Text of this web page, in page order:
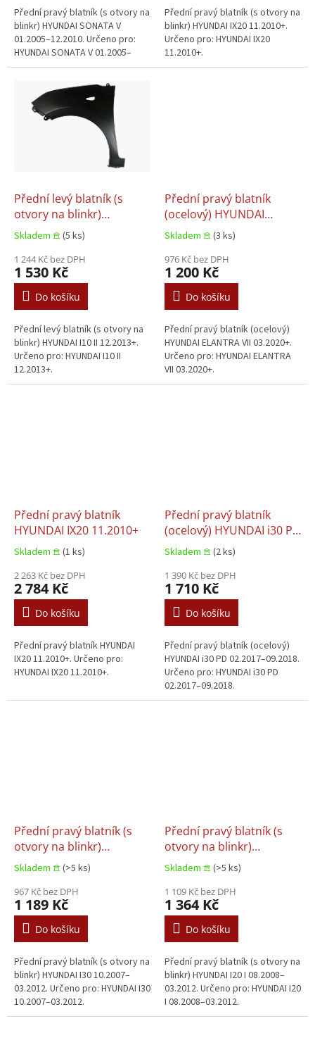
Přední pravý blatník (s otvory na
blinkr) HYUNDAI SONATA V
01.2005–12.2010. Určeno pro:
HYUNDAI SONATA V 01.2005–
12.2010.
Přední pravý blatník (s otvory na
blinkr) HYUNDAI IX20 11.2010+.
Určeno pro: HYUNDAI IX20
11.2010+.
Přední levý blatník (s
otvory na blinkr)
HYUNDAI I10 II 12.2013+
Skladem 𖠿 (5 ks)
1 244 Kč bez DPH
1 530 Kč
Do košíku
Přední levý blatník (s otvory na
blinkr) HYUNDAI I10 II 12.2013+.
Určeno pro: HYUNDAI I10 II
12.2013+.
Přední pravý blatník
(ocelový) HYUNDAI
ELANTRA VII 03.2020+
Skladem 𖠿 (3 ks)
976 Kč bez DPH
1 200 Kč
Do košíku
Přední pravý blatník (ocelový)
HYUNDAI ELANTRA VII 03.2020+.
Určeno pro: HYUNDAI ELANTRA
VII 03.2020+.
Přední pravý blatník
HYUNDAI IX20 11.2010+
Skladem 𖠿 (1 ks)
2 263 Kč bez DPH
2 784 Kč
Do košíku
Přední pravý blatník HYUNDAI
IX20 11.2010+. Určeno pro:
HYUNDAI IX20 11.2010+.
Přední pravý blatník
(ocelový) HYUNDAI i30 PD
02.2017–09.2018
Skladem 𖠿 (2 ks)
1 390 Kč bez DPH
1 710 Kč
Do košíku
Přední pravý blatník (ocelový)
HYUNDAI i30 PD 02.2017–09.2018.
Určeno pro: HYUNDAI i30 PD
02.2017–09.2018.
Přední pravý blatník (s
otvory na blinkr)
HYUNDAI I30 10.2007–
Skladem 𖠿 (>5 ks)
967 Kč bez DPH
1 189 Kč
Do košíku
Přední pravý blatník (s otvory na
blinkr) HYUNDAI I30 10.2007–
03.2012. Určeno pro: HYUNDAI I30
10.2007–03.2012.
Přední pravý blatník (s
otvory na blinkr)
HYUNDAI I20 I 08.2008–
Skladem 𖠿 (>5 ks)
1 109 Kč bez DPH
1 364 Kč
Do košíku
Přední pravý blatník (s otvory na
blinkr) HYUNDAI I20 I 08.2008–
03.2012. Určeno pro: HYUNDAI I20
I 08.2008–03.2012.